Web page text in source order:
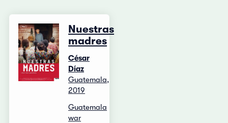
Nuestras
madres
César
Díaz
Guatemala,
2019
Guatemala
war